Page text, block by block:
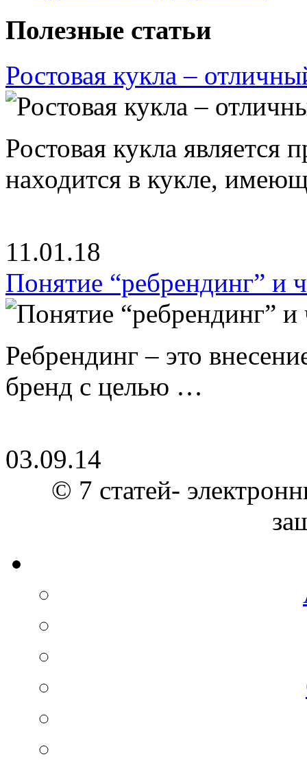
Полезные статьи
Ростовая кукла –
Ростовая кукла является
находится в кукле,
11.01.18
Понятие “ребрендинг” и
Ребрендинг – это
бренд с целью …
03.09.14
© 7 статей-